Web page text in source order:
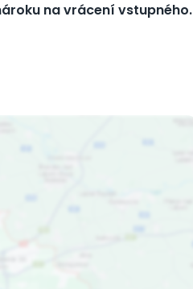
na vrácení vstupného.